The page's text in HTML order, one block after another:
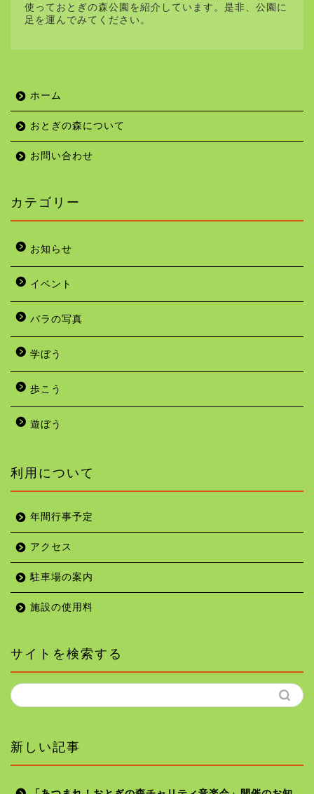
使っておとぎの森公園を紹介しています。是非、公園に
足を運んでみてください。
ホーム
おとぎの森について
お問い合わせ
カテゴリー
お知らせ
イベント
バラの写真
学ぼう
歩こう
遊ぼう
利用について
年間行事予定
アクセス
駐車場の案内
施設の使用料
サイトを検索する
新しい記事